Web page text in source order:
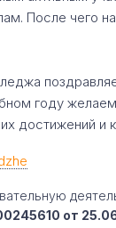
После чего
году
достижений и
от